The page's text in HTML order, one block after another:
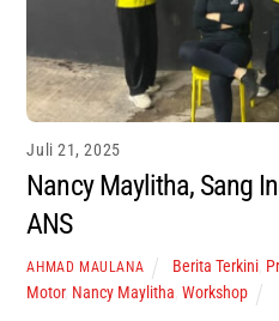
Juli 21, 2025
Nancy Maylitha, Sang
ANS
AHMAD MAULANA Berita Terkini,
Motor, Nancy Maylitha ,Workshop